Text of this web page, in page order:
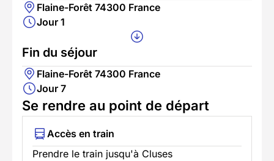
Flaine-Forêt 74300 France
Jour 1
Fin du séjour
Flaine-Forêt 74300 France
Jour 7
Se rendre au point de départ
Accès en train
Prendre le train jusqu'à Cluses